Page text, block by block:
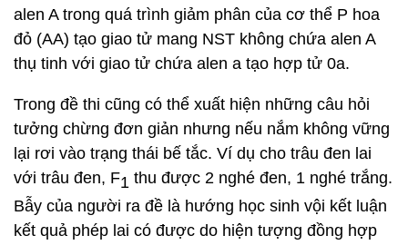
alen A trong quá trình giảm phân của cơ thể P hoa
đỏ (AA) tạo giao tử mang NST không chứa alen A
thụ tinh với giao tử chứa alen a tạo hợp tử 0a.
Trong đề thi cũng có thể xuất hiện những câu hỏi
tưởng chừng đơn giản nhưng nếu nắm không vững
lại rơi vào trạng thái bế tắc. Ví dụ cho trâu đen lai
với trâu đen, F1 thu được 2 nghé đen, 1 nghé trắng.
Bẫy của người ra đề là hướng học sinh vội kết luận
kết quả phép lai có được do hiện tượng đồng hợp